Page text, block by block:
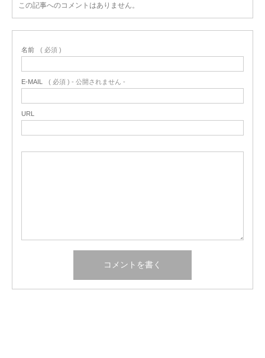
この記事へのコメントはありません。
名前 ( 必須 )
E-MAIL ( 必須 ) - 公開されません -
URL